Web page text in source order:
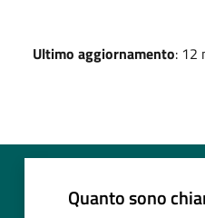
Ultimo aggiornamento: 12
Quanto sono